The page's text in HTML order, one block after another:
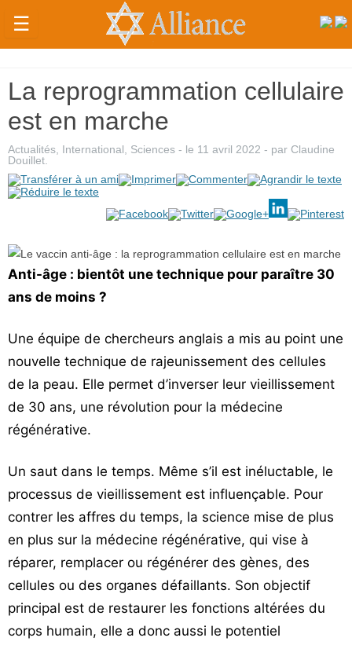
☰
Judaïsme
Magazine
Sorties
Culture
High-
Tech
Insolites
Cuisine
Vos
chroniques
Les
bonnes
adresses
La reprogrammation cellulaire
est en marche
Actualités International Sciences - le 11 avril 2022 - par Claudine
Douillet
Anti-âge : bientôt une technique pour paraître 30
ans de moins ?
Une équipe de chercheurs anglais a mis au point une
nouvelle technique de rajeunissement des cellules
de la peau. Elle permet d’inverser leur vieillissement
de 30 ans, une révolution pour la médecine
régénérative.
Un saut dans le temps. Même s’il est inéluctable, le
processus de vieillissement est influençable. Pour
contrer les affres du temps, la science mise de plus
en plus sur la médecine régénérative, qui vise à
réparer, remplacer ou régénérer des gènes, des
cellules ou des organes défaillants. Son objectif
principal est de restaurer les fonctions altérées du
corps humain, elle a donc aussi le potentiel